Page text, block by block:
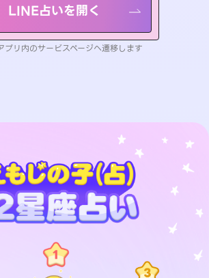
LINE占いを開く
リ内のサービスページへ遷移します